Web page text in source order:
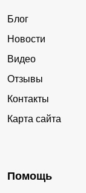
Блог
Новости
Видео
Отзывы
Контакты
Карта сайта
Помощь